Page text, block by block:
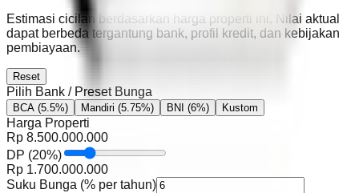
Estimasi cicilan berdasarkan harga properti ini. Nilai aktual
dapat berbeda tergantung bank, profil kredit, dan kebijakan
pembiayaan.
Reset
Pilih Bank / Preset Bunga
BCA (5.5%) Mandiri (5.75%) BNI (6%) Kustom
Harga Properti
Rp 8.500.000.000
DP (20%)
Rp 1.700.000.000
Suku Bunga (% per tahun)